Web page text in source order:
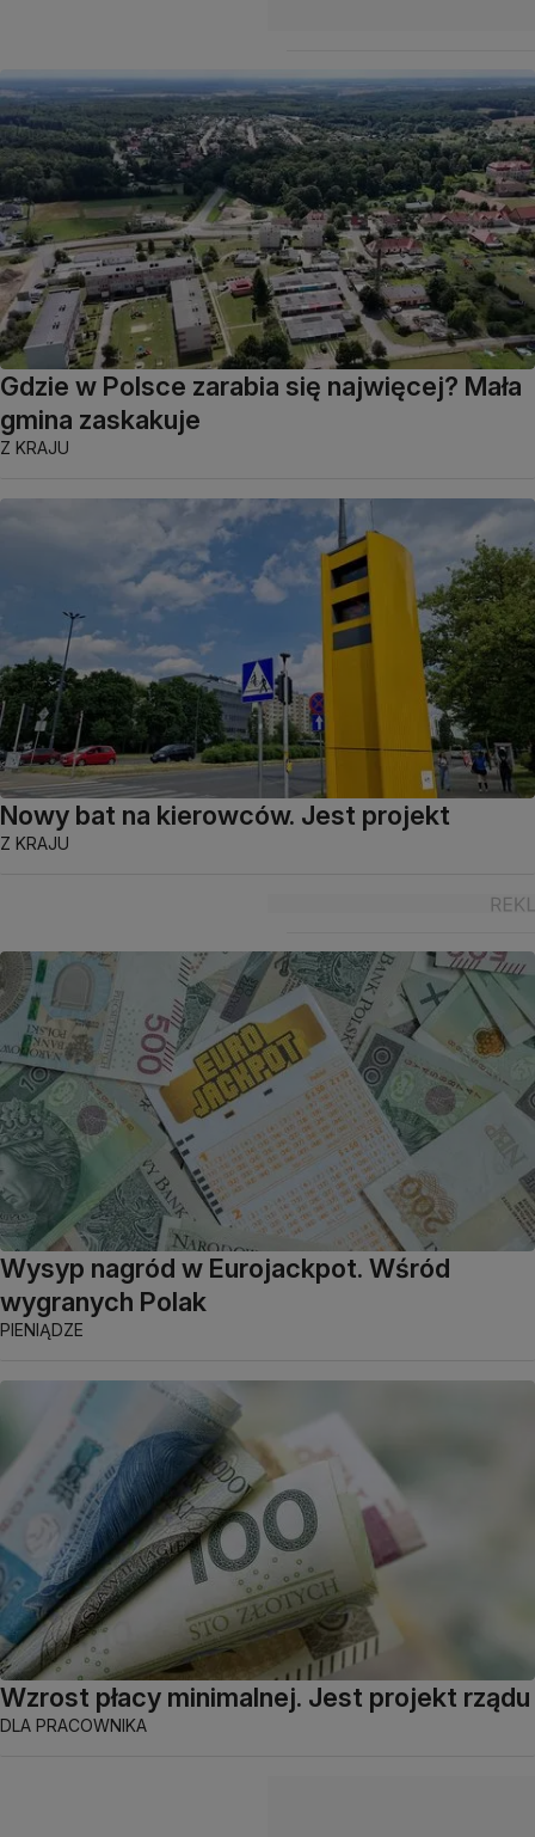
Gdzie w Polsce zarabia się najwięcej? Mała
gmina zaskakuje
Z KRAJU
Nowy bat na kierowców. Jest projekt
Z KRAJU
Wysyp nagród w Eurojackpot. Wśród
wygranych Polak
PIENIĄDZE
Wzrost płacy minimalnej. Jest projekt rządu
DLA PRACOWNIKA